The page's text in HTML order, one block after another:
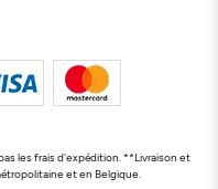
les frais d'expédition. **Livraison et
et en Belgique.